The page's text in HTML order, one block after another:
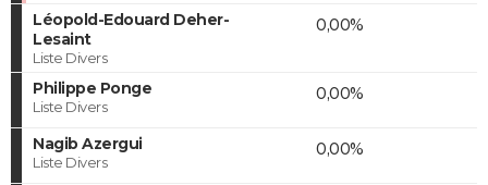
Léopold-Edouard Deher-
Lesaint
Liste Divers
0,00%
Philippe Ponge
Liste Divers
0,00%
Nagib Azergui
Liste Divers
0,00%